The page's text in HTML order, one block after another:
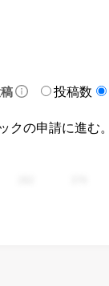
投稿数
の申請に進む。